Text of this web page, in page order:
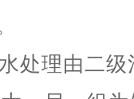
处理由二